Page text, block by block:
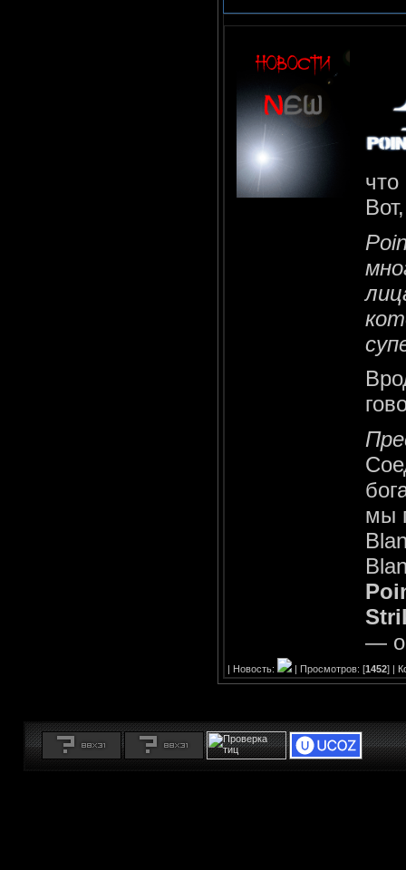
мы
—
| Новость: | Просмотров: [1452] |